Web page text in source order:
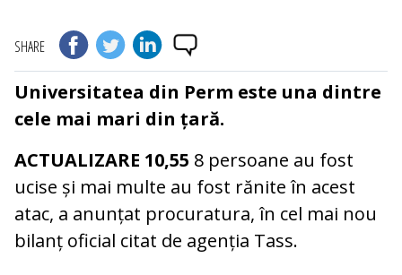
SHARE
Universitatea din Perm este una dintre
cele mai mari din țară.
ACTUALIZARE 10,55 8 persoane au fost
ucise și mai multe au fost rănite în acest
atac, a anunțat procuratura, în cel mai nou
bilanț oficial citat de agenția Tass.